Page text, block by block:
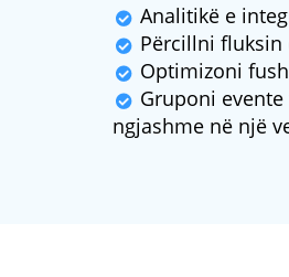
Analitikë e
Përcillni fluksin
Optimizoni
Gruponi
ngjashme në një